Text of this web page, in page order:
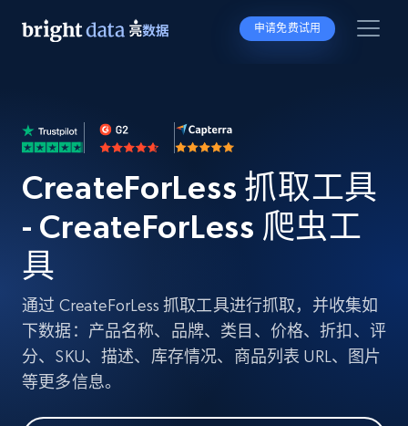
申请免费试用
CreateForLess 抓取工具
- CreateForLess 爬虫工
具
通过 CreateForLess 抓取工具进行抓取，并收集如
下数据：产品名称、品牌、类目、价格、折扣、评
分、SKU、描述、库存情况、商品列表 URL、图片
等更多信息。